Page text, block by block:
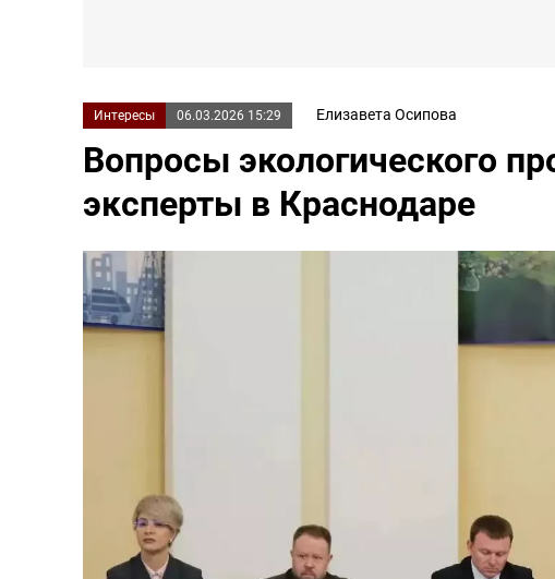
Интересы 06.03.2026 15:29 Елизавета Осипова
Вопросы экологического
эксперты в Краснодаре